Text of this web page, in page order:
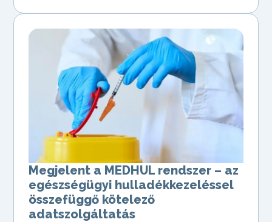
Megjelent a MEDHUL rendszer – az
egészségügyi hulladékkezeléssel
összefüggő kötelező
adatszolgáltatás